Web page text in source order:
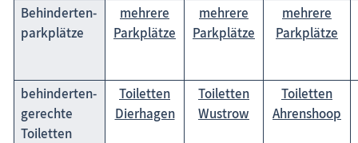
Behinderten-
parkplätze
mehrere
Parkplätze
mehrere
Parkplätze
mehrere
Parkplätze
behinderten-
gerechte
Toiletten
Toiletten
Dierhagen
Toiletten
Wustrow
Toiletten
Ahrenshoop